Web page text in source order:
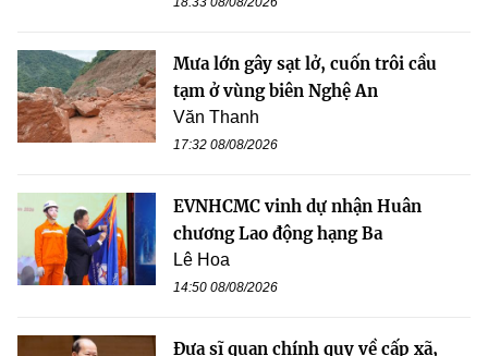
Mưa lớn gây sạt lở, cuốn trôi cầu
tạm ở vùng biên Nghệ An
Văn Thanh
17:32 08/08/2026
EVNHCMC vinh dự nhận Huân
chương Lao động hạng Ba
Lê Hoa
14:50 08/08/2026
Đưa sĩ quan chính quy về cấp xã,